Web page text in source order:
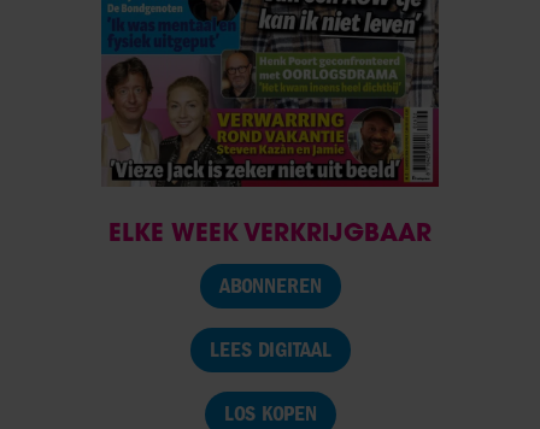
ELKE WEEK VERKRIJGBAAR
ABONNEREN
LEES DIGITAAL
LOS KOPEN